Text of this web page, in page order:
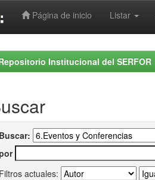
Página de inicio Listar
Institucional del SERFOR
Buscar:
Filtros actuales: